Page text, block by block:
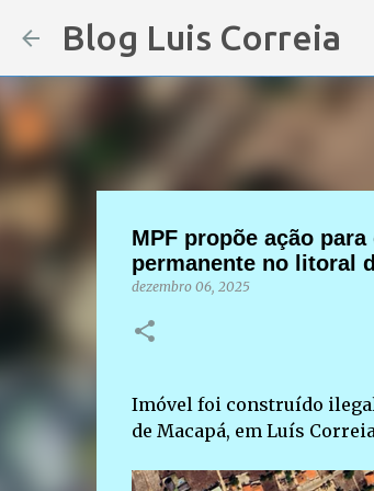
Blog Luis Correia
MPF propõe ação
permanente no litoral
dezembro 06, 2025
Imóvel foi construído
de Macapá, em Luís